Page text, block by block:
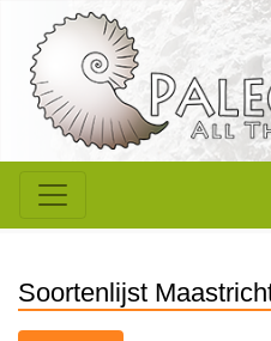
Soortenlijst